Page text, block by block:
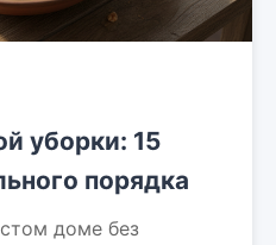
уборки: 15
порядка
доме без